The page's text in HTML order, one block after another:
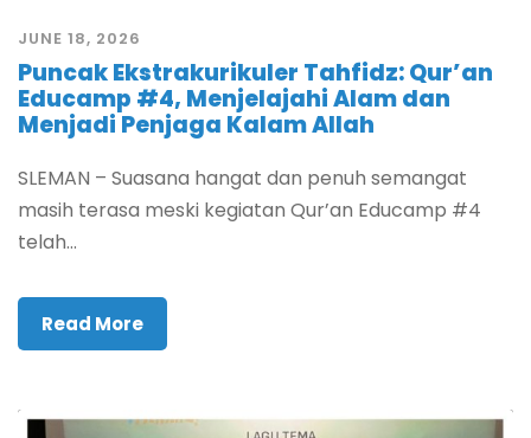
JUNE 18, 2026
Puncak Ekstrakurikuler Tahfidz: Qur’an
Educamp #4, Menjelajahi Alam dan
Menjadi Penjaga Kalam Allah
SLEMAN – Suasana hangat dan penuh semangat
masih terasa meski kegiatan Qur’an Educamp #4
telah...
Read More